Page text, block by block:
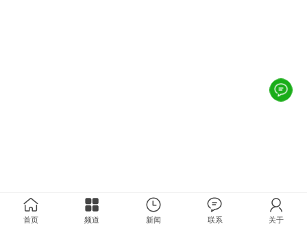
首页 频道 新闻 联系 关于